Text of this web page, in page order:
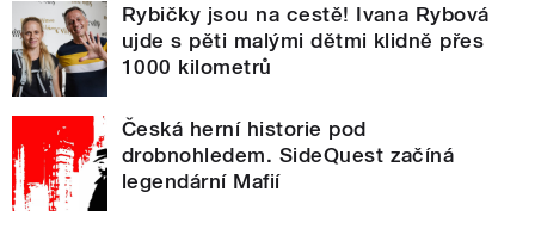
Rybičky jsou na cestě! Ivana Rybová
ujde s pěti malými dětmi klidně přes
1000 kilometrů
Česká herní historie pod
drobnohledem. SideQuest začíná
legendární Mafií